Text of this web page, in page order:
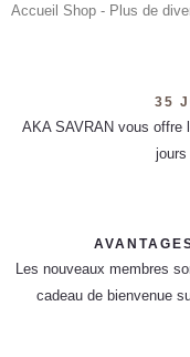
Accueil Shop - Plus de
35
AKA SAVRAN vous offre
jours
Les nouveaux membres
cadeau de bienvenue